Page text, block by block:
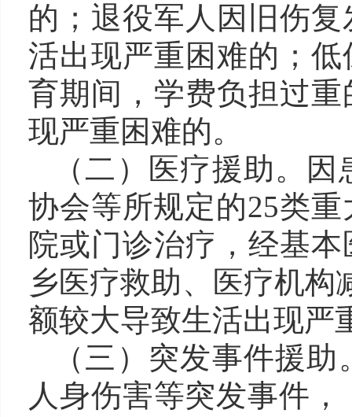
的；退役军人因旧伤
活出现严重困难的；
育期间，学费负担过
现严重困难的。
（二）医疗援助。
协会等所规定的25类
院或门诊治疗，经基
乡医疗救助、医疗机构
额较大导致生活出现严
（三）突发事件援
人身伤害等突发事件 ，